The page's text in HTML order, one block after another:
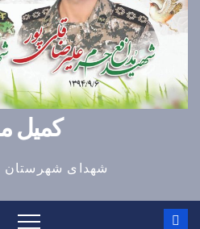
کمیل
شهدای شهرستان